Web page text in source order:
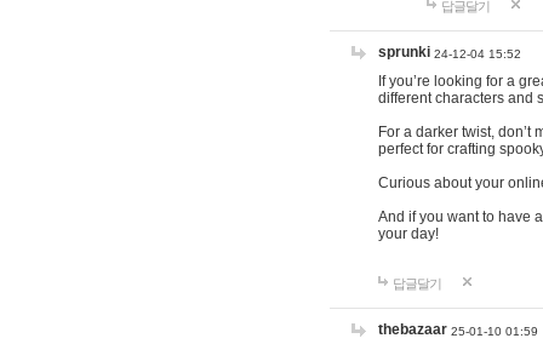
답글달기
sprunki 24-12-04 15:52
If you’re looking for a
different characters and
For a darker twist, don’t
perfect for crafting
Curious about your
And if you want to have
your day!
답글달기
thebazaar 25-01-10 01:59